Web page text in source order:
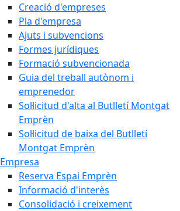
Creació d'empreses
Pla d'empresa
Ajuts i subvencions
Formes jurídiques
Formació subvencionada
Guia del treball autònom i
emprenedor
Sol·licitud d'alta al Butlletí Montgat
Emprèn
Sol·licitud de baixa del Butlletí
Montgat Emprèn
Empresa
Reserva Espai Emprèn
Informació d'interès
Consolidació i creixement